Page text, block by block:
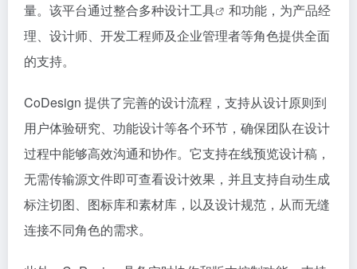
量。该平台通过整合多种设计工具
和功能，为产品经
理、设计师、开发工程师及企业管理者等角色提供全面
的支持。
CoDesign 提供了完善的设计流程，支持从设计原则到
用户体验研究、功能设计等各个环节，确保团队在设计
过程中能够高效沟通和协作。它支持在线预览设计稿，
无需传输源文件即可查看设计效果，并且支持自动生成
标注切图、图标库和素材库，以及设计规范，从而无缝
连接不同角色的需求。